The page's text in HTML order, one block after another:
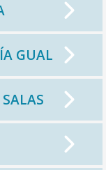
GUAL